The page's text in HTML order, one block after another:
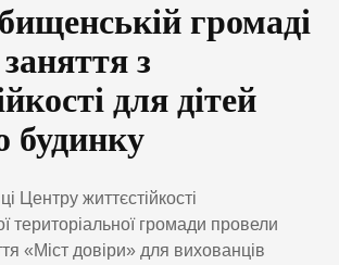
громаді
з
для дітей
будинку
Центру життєстійкості
територіальної громади провели
«Міст довіри» для вихованців